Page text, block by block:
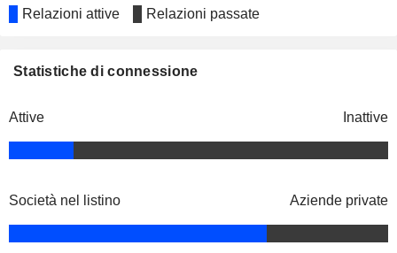
Miscellaneous Commercial
Services
Cetena SpA
Domenico Sorvillo
Ragioneria Generale dello
Vard Group AS
Recreational Products
Claudio Cisilino
Relazioni attive Relazioni passate
Statistiche di connessione
Attive Inattive
Società nel listino Aziende private